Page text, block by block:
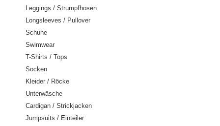
Leggings / Strumpfhosen
Longsleeves / Pullover
Schuhe
Swimwear
T-Shirts / Tops
Socken
Kleider / Röcke
Unterwäsche
Cardigan / Strickjacken
Jumpsuits / Einteiler